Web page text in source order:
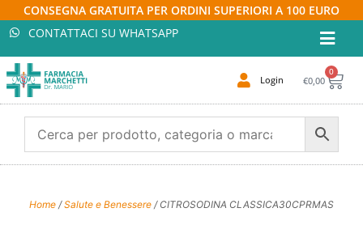
CONSEGNA GRATUITA PER ORDINI SUPERIORI A 100 EURO
CONTATTACI SU WHATSAPP
Login €0,00
0
Home /Salute e Benessere / CITROSODINA CLASSICA30CPRMAS